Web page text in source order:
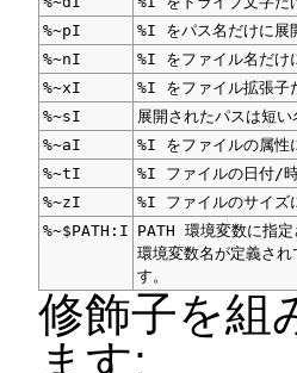
%~pI
%I をパス名だけに展
%~nI
%I をファイル名だけ
%~xI
%I をファイル拡張子
%~sI
展開されたパスは短い
%~aI
%I をファイルの属性
%~tI
%I ファイルの日付/時
%~zI
%I ファイルのサイズ
%~$PATH:I PATH 環境変数に指
環境変数名が定義さ
す。
修飾子を組
ます: